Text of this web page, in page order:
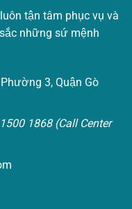
tận tâm phục vụ và
những sứ mệnh
3, Quận Gò
1868 (Call Center